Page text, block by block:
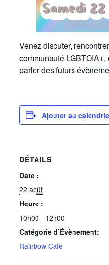
Venez discuter,
communauté
parler des futurs
Ajouter au
DÉTAILS
Date :
22 août
Heure :
10h00 - 12h00
Catégorie d’Évènement:
Rainbow Café